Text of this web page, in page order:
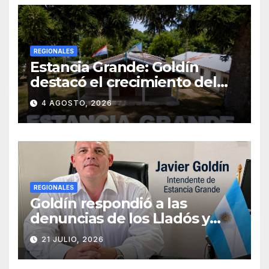
VECINOS
REGIONALES
Estancia Grande: Goldín
destacó el crecimiento del
municipio, anunció nuevas
obras y defendió su gestión
frente a las críticas
4 AGOSTO, 2026
REGIONALES
Goldín respondió a las
denuncias de los Lladós y
defendió la transparencia de
su gestión
21 JULIO, 2026